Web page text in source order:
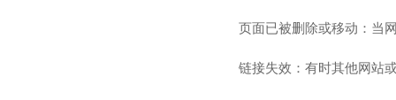
页面已被删除或移动：当
链接失效：有时其他网站